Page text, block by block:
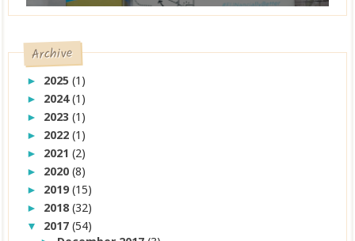
Archive
► 2025(1)
► 2024(1)
► 2023(1)
► 2022(1)
► 2021(2)
► 2020(8)
► 2019(15)
► 2018(32)
▼ 2017(54)